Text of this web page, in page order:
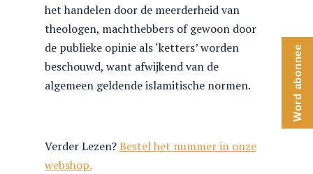
het handelen door de meerderheid van
theologen, machthebbers of gewoon door
de publieke opinie als ‘ketters’ worden
beschouwd, want afwijkend van de
algemeen geldende islamitische normen.
Verder Lezen?Bestel het nummer in onze
webshop.
Word abonnee